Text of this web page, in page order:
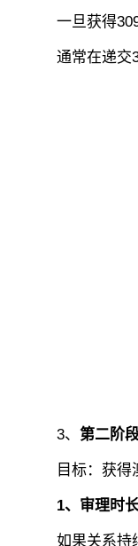
一旦获得309
通常在递交
3、 第二阶
目标：获得澳
1、审理时
如果关系持续